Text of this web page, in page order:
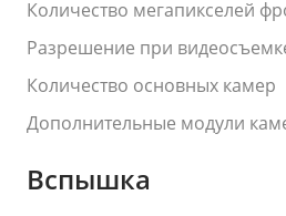
Количество мегапикселей
Разрешение при
Количество основных камер
Дополнительные модули
Вспышка